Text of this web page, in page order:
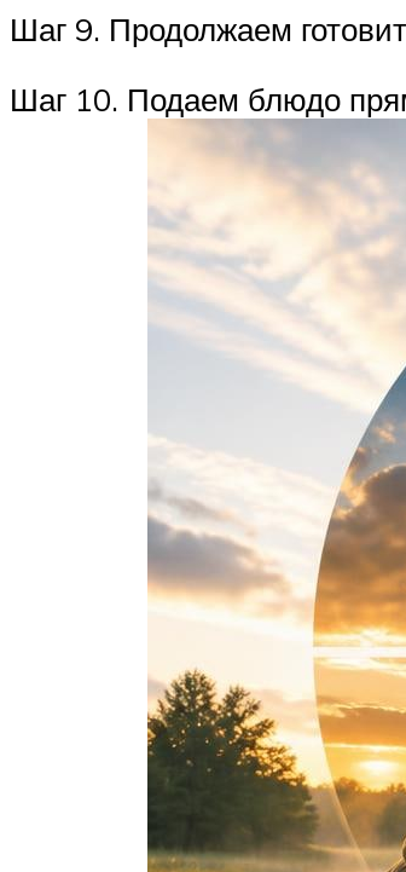
Шаг 9. Продолжаем
Шаг 10. Подаем блюдо